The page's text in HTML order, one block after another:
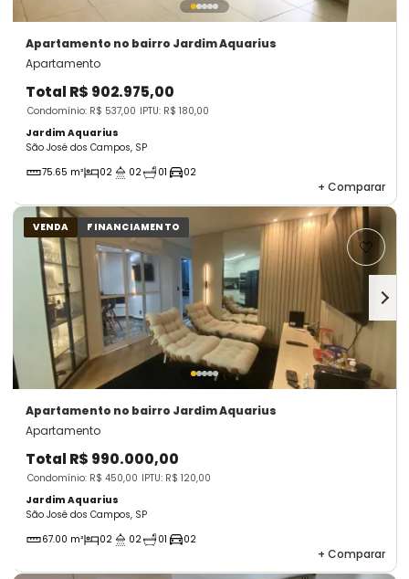
Apartamento no bairro Jardim Aquarius
Apartamento
Total R$ 902.975,00
Condomínio: R$ 537,00 IPTU: R$ 180,00
Jardim Aquarius
São José dos Campos, SP
75.65 m²
02 02 01 02
+ Comparar
VENDA FINANCIAMENTO
Apartamento no bairro Jardim Aquarius
Apartamento
Total R$ 990.000,00
Condomínio: R$ 450,00 IPTU: R$ 120,00
Jardim Aquarius
São José dos Campos, SP
67.00 m²
02 02 01 02
+ Comparar